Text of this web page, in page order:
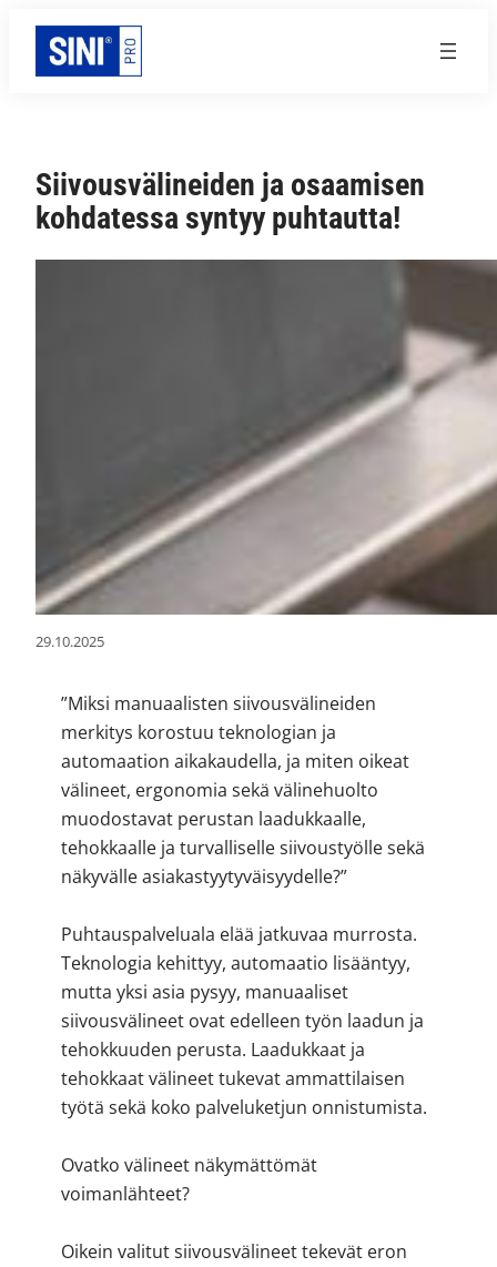
Siirry
sisältöön
Siivousvälineiden ja osaamisen
kohdatessa syntyy puhtautta!
29.10.2025
”Miksi manuaalisten siivousvälineiden
merkitys korostuu teknologian ja
automaation aikakaudella, ja miten oikeat
välineet, ergonomia sekä välinehuolto
muodostavat perustan laadukkaalle,
tehokkaalle ja turvalliselle siivoustyölle sekä
näkyvälle asiakastyytyväisyydelle?”
Puhtauspalveluala elää jatkuvaa murrosta.
Teknologia kehittyy, automaatio lisääntyy,
mutta yksi asia pysyy, manuaaliset
siivousvälineet ovat edelleen työn laadun ja
tehokkuuden perusta. Laadukkaat ja
tehokkaat välineet tukevat ammattilaisen
työtä sekä koko palveluketjun onnistumista.
Ovatko välineet näkymättömät
voimanlähteet?
Oikein valitut siivousvälineet tekevät eron